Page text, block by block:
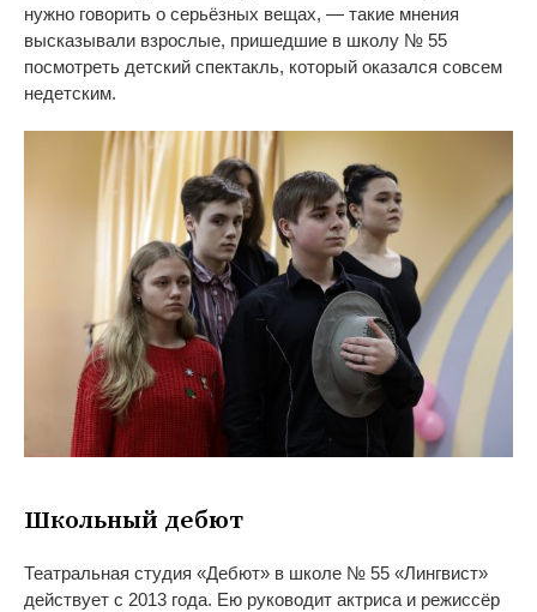
нужно говорить о серьёзных вещах, — такие мнения
высказывали взрослые, пришедшие в школу № 55
посмотреть детский спектакль, который оказался совсем
недетским.
Школьный дебют
Театральная студия «Дебют» в школе № 55 «Лингвист»
действует с 2013 года. Ею руководит актриса и режиссёр